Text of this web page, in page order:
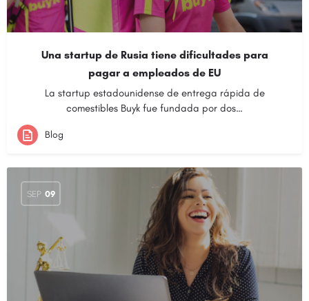
Una startup de Rusia tiene dificultades para
pagar a empleados de EU
La startup estadounidense de entrega rápida de
comestibles Buyk fue fundada por dos…
Blog
SEP 09